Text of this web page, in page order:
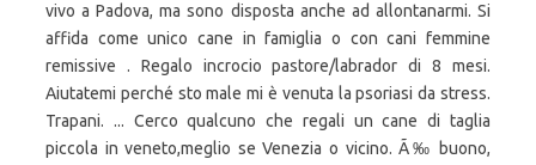
vivo a Padova, ma sono disposta anche ad allontanarmi. Si
affida come unico cane in famiglia o con cani femmine
remissive . Regalo incrocio pastore/labrador di 8 mesi.
Aiutatemi perché sto male mi è venuta la psoriasi da stress.
Trapani. ... Cerco qualcuno che regali un cane di taglia
piccola in veneto,meglio se Venezia o vicino. Ã‰ buono,